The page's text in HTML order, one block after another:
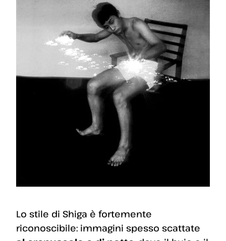
Lo stile di Shiga è fortemente
riconoscibile: immagini spesso scattate